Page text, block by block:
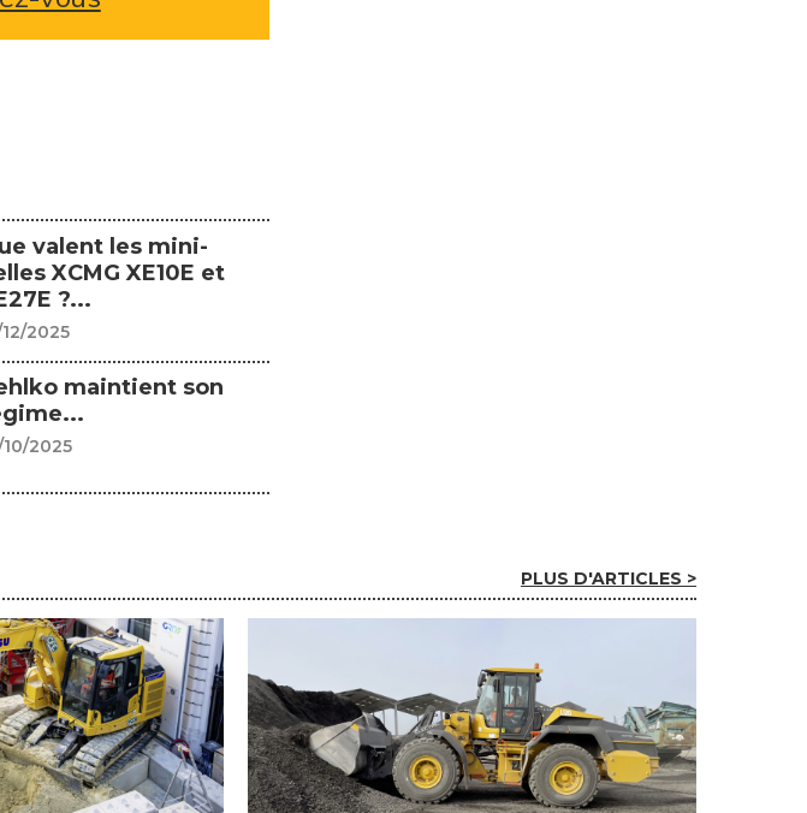
valent les mini-
XCMG XE10E et
?...
12/2025
maintient son
10/2025
PLUS D'ARTICLES >